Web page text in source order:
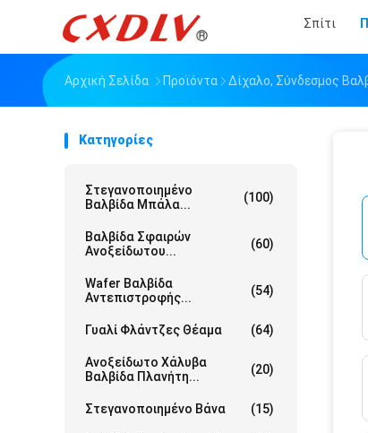
Σπίτι
Αρχική Σελίδα Προϊόντα Δίχαλο, Σύνδεσμος
Κατηγορίες
Στεγανοποιημένο
Βαλβίδα Μπάλα...
(100)
Βαλβίδα Σφαιρών
Ανοξείδωτου...
(60)
Wafer Βαλβίδα
Αντεπιστροφής...
(54)
Γυαλί Φλάντζες Θέαμα (64)
Ανοξείδωτο Χάλυβα
Βαλβίδα Πλανήτη...
(20)
Στεγανοποιημένο Βάνα (15)